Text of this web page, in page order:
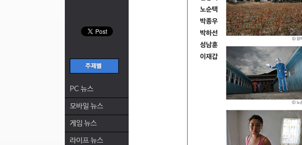
PC 뉴스
모바일 뉴스
게임 뉴스
라이프 뉴스